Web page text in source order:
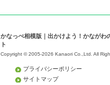
かなっぺ相模版｜出かけよう！かながわ
ト
Copyright © 2005-2026 Kanaori Co.,Ltd. All
プライバシーポリシー
サイトマップ